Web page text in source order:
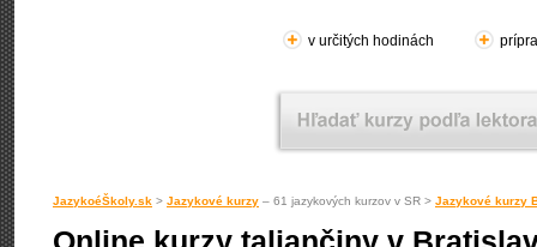
v určitých hodinách
JazykoéŠkoly.sk > Jazykové kurzy – 61 jazykových kurzov v SR > Jazykové kurzy